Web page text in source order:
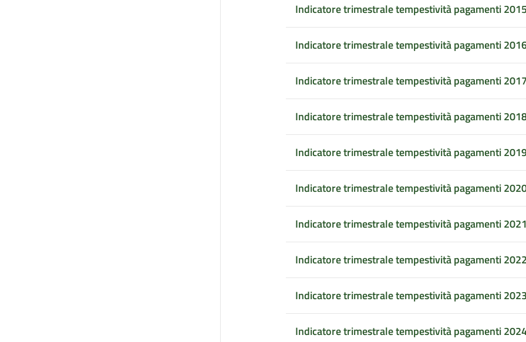
Indicatore trimestrale tempestività pagamenti 2015
Indicatore trimestrale tempestività pagamenti
Indicatore trimestrale tempestività pagamenti 2017
Indicatore trimestrale tempestività pagamenti
Indicatore trimestrale tempestività pagamenti
Indicatore trimestrale tempestività pagamenti
Indicatore trimestrale tempestività pagamenti 2021
Indicatore trimestrale tempestività pagamenti 2022
Indicatore trimestrale tempestività pagamenti 2023
Indicatore trimestrale tempestività pagamenti